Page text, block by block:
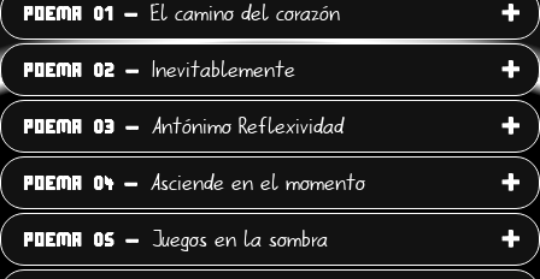
Utilice
el
menú
desplegable
para
filtrar
los
poemas
por
categoría.
categoría
POEMA 01 - El camino del corazón
POEMA 02 - Inevitablemente
POEMA 03 - Antónimo Reflexividad
POEMA 04 - Asciende en el momento
POEMA 05 - Juegos en la sombra